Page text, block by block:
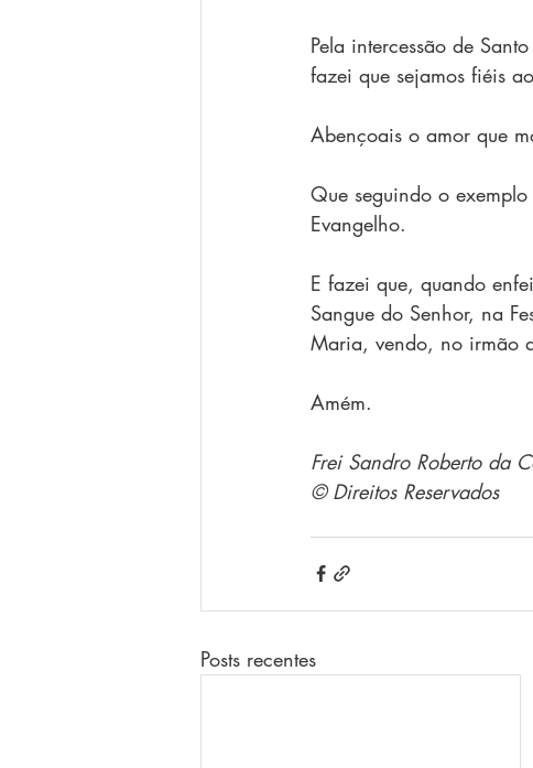
Pela intercessão de
fazei que sejamos fiéis
Abençoais o amor que
Que seguindo o
Evangelho.
E fazei que, quando
Sangue do Senhor, na
Maria, vendo, no irmão
Amém.
Frei Sandro Roberto da
© Direitos Reservados
Posts recentes